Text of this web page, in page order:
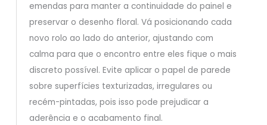
emendas para manter a continuidade do painel e
preservar o desenho floral. Vá posicionando cada
novo rolo ao lado do anterior, ajustando com
calma para que o encontro entre eles fique o mais
discreto possível. Evite aplicar o papel de parede
sobre superfícies texturizadas, irregulares ou
recém-pintadas, pois isso pode prejudicar a
aderência e o acabamento final.